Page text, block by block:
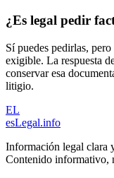
¿Es legal pedir
Sí puedes pedirlas,
exigible. La respuesta
conservar esa
litigio.
EL
esLegal.info
Información legal clara
Contenido informativo,